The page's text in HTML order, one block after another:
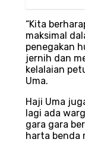
“Kita
maksimal
penegakan
jernih dan
kelalaian
Uma.
Haji Uma
lagi ada
gara gara
harta benda